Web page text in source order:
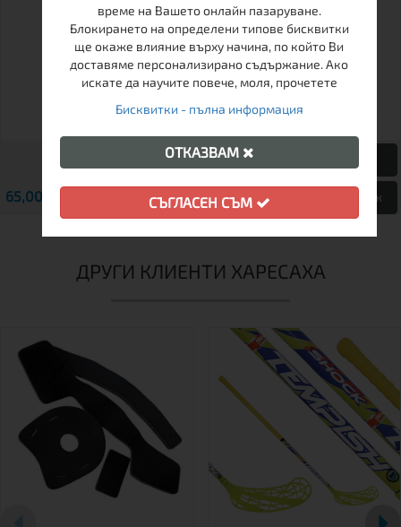
65,00 € / 127.13 лв. Виж
КЪНКИ В ЕДНО
69,00 € / 134.95 лв. Виж
ДРУГИ КЛИЕНТИ ХАРЕСАХА
време на Вашето онлайн пазаруване.
Блокирането на определени типове бисквитки
ще окаже влияние върху начина, по който Ви
доставяме персонализирано съдържание. Ако
искате да научите повече, моля, прочетете
Бисквитки - пълна информация
ОТКАЗВАМ
СЪГЛАСЕН СЪМ